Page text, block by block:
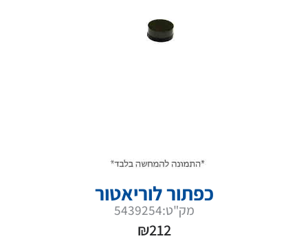
כפתור לוריאטור
מק"ט:5439254
₪212